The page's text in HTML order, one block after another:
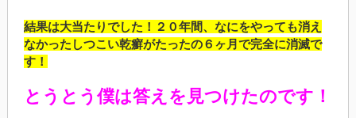
結果は大当たりでした！２０年間、なにをやっても消え
なかったしつこい乾癬がたったの６ヶ月で完全に消滅で
す！
とうとう僕は答えを見つけたのです！